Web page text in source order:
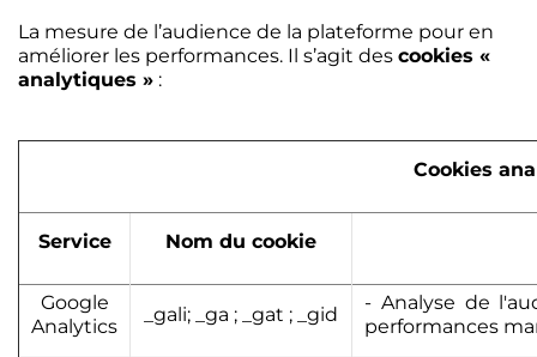
La mesure de l’audience de la plateforme pour en
améliorer les performances. Il s’agit des cookies «
analytiques » :
Cookies
Service Nom du cookie
Google
Analytics
_gali; _ga ; _gat ; _gid
- Analyse de
performances